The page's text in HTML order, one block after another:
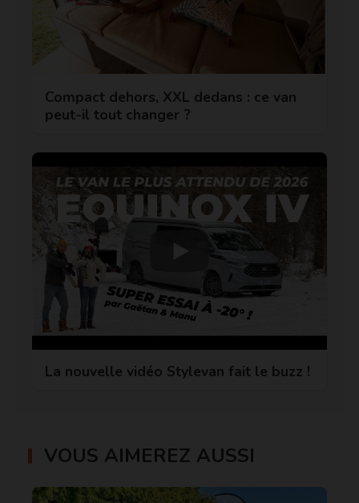
Compact dehors, XXL dedans : ce van
peut-il tout changer ?
La nouvelle vidéo Stylevan fait le buzz !
VOUS AIMEREZ AUSSI